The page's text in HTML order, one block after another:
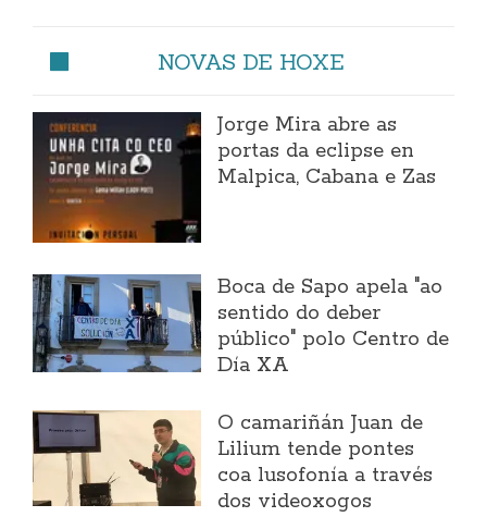
NOVAS DE HOXE
Jorge Mira abre as
portas da eclipse en
Malpica, Cabana e Zas
Boca de Sapo apela "ao
sentido do deber
público" polo Centro de
Día XA
O camariñán Juan de
Lilium tende pontes
coa lusofonía a través
dos videoxogos